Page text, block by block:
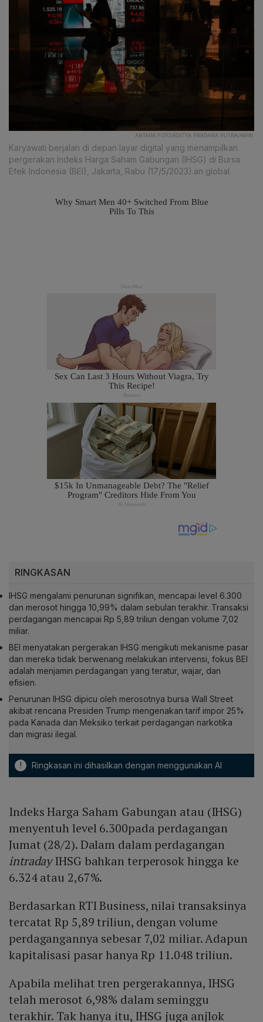
ANTARA FOTO/ADITYA PRADANA PUTRA/AWW.
Karyawati berjalan di depan layar digital yang menampilkan
pergerakan Indeks Harga Saham Gabungan (IHSG) di Bursa
Efek Indonesia (BEI), Jakarta, Rabu (17/5/2023).an global.
RINGKASAN
IHSG mengalami penurunan signifikan, mencapai level 6.300
dan merosot hingga 10,99% dalam sebulan terakhir. Transaksi
perdagangan mencapai Rp 5,89 triliun dengan volume 7,02
miliar.
BEI menyatakan pergerakan IHSG mengikuti mekanisme pasar
dan mereka tidak berwenang melakukan intervensi, fokus BEI
adalah menjamin perdagangan yang teratur, wajar, dan
efisien.
Penurunan IHSG dipicu oleh merosotnya bursa Wall Street
akibat rencana Presiden Trump mengenakan tarif impor 25%
pada Kanada dan Meksiko terkait perdagangan narkotika
dan migrasi ilegal.
! Ringkasan ini dihasilkan dengan menggunakan AI
Indeks Harga Saham Gabungan atau (IHSG)
menyentuh level 6.300pada perdagangan
Jumat (28/2). Dalam dalam perdagangan
intradayIHSG bahkan terperosok hingga ke
6.324 atau 2,67%.
Berdasarkan RTI Business, nilai transaksinya
tercatat Rp 5,89 triliun, dengan volume
perdagangannya sebesar 7,02 miliar. Adapun
kapitalisasi pasar hanya Rp 11.048 triliun.
Apabila melihat tren pergerakannya, IHSG
telah merosot 6,98% dalam seminggu
terakhir. Tak hanya itu, IHSG juga anjlok